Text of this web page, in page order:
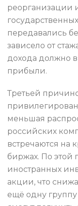
реорганизации
передавались
зависело от
дохода должно
прибыли.
Третьей
меньшая
российских
встречаются на
биржах. По этой
иностранных
акции, что
ещё одну